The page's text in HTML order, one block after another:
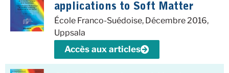
applications to Soft Matter
École Franco-Suédoise, Décembre 2016,
Uppsala
Accès aux articles